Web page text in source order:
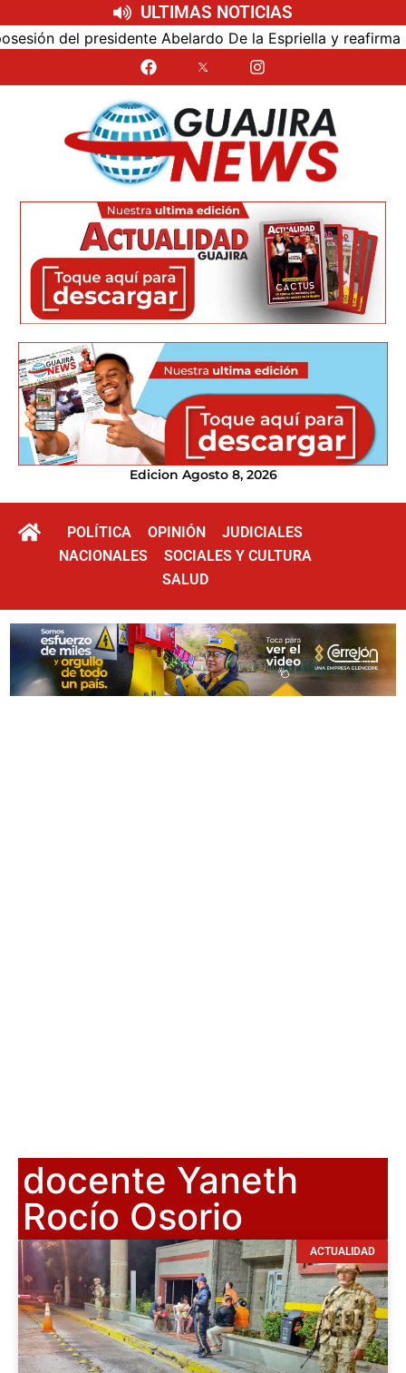
ULTIMAS NOTICIAS
del presidente Abelardo De la Espriella y reafirma su
Edicion Agosto 8, 2026
POLÍTICA OPINIÓN
JUDICIALES
NACIONALES
SOCIALES Y CULTURA
SALUD
docente Yaneth
Rocío Osorio
ACTUALIDAD